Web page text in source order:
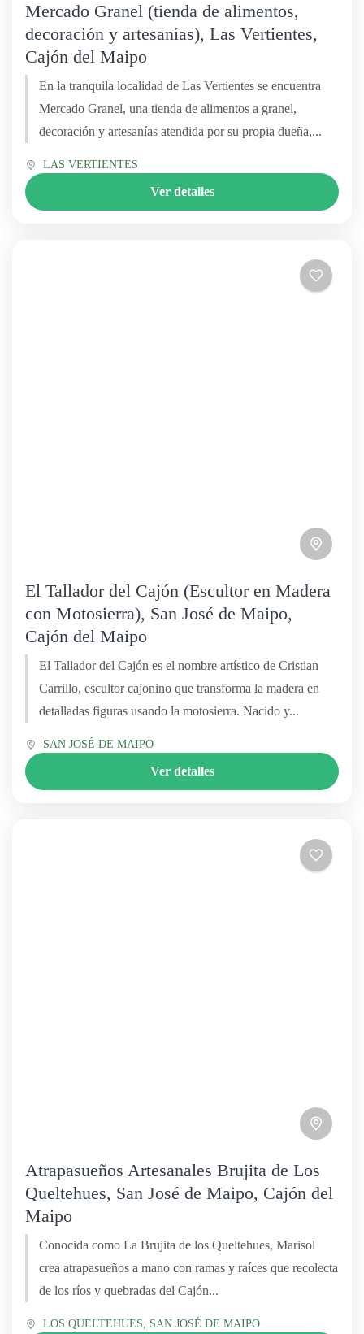
Mercado Granel (tienda de alimentos,
decoración y artesanías), Las Vertientes,
Cajón del Maipo
En la tranquila localidad de Las Vertientes se encuentra
Mercado Granel, una tienda de alimentos a granel,
decoración y artesanías atendida por su propia dueña,...
LAS VERTIENTES
Ver detalles
El Tallador del Cajón (Escultor en Madera
con Motosierra), San José de Maipo,
Cajón del Maipo
El Tallador del Cajón es el nombre artístico de Cristian
Carrillo, escultor cajonino que transforma la madera en
detalladas figuras usando la motosierra. Nacido y...
SAN JOSÉ DE MAIPO
Ver detalles
Atrapasueños Artesanales Brujita de Los
Queltehues, San José de Maipo, Cajón del
Maipo
Conocida como La Brujita de los Queltehues, Marisol
crea atrapasueños a mano con ramas y raíces que recolecta
de los ríos y quebradas del Cajón...
LOS QUELTEHUES, SAN JOSÉ DE MAIPO